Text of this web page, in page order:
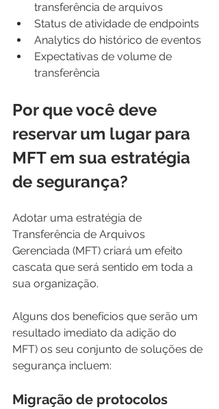
transferência de arquivos
Status de atividade de endpoints
Analytics do histórico de eventos
Expectativas de volume de
transferência
Por que você deve
reservar um lugar para
MFT em sua estratégia
de segurança?
Adotar uma estratégia de
Transferência de Arquivos
Gerenciada (MFT) criará um efeito
cascata que será sentido em toda a
sua organização.
Alguns dos benefícios que serão um
resultado imediato da adição do
MFT) os seu conjunto de soluções de
segurança incluem:
Migração de protocolos